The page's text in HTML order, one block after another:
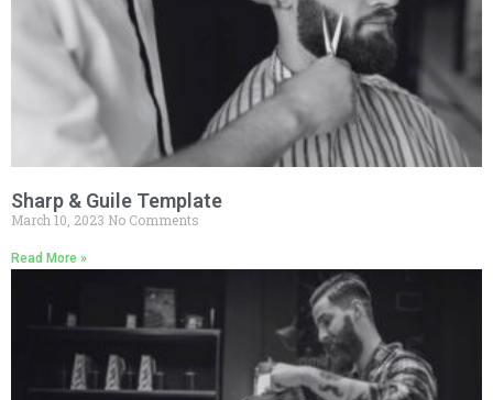
Sharp & Guile Template
March 10, 2023 No Comments
Read More »